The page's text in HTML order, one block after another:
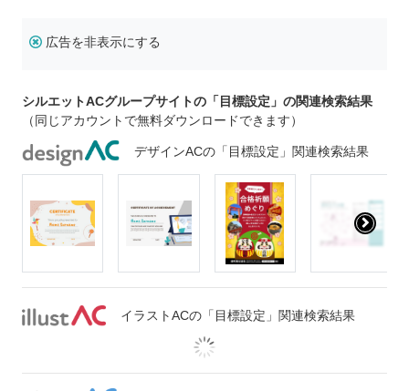
広告を非表示にする
シルエットACグループサイトの「目標設定」の関連検索結果
（同じアカウントで無料ダウンロードできます）
デザインACの「目標設定」関連検索結果
イラストACの「目標設定」関連検索結果